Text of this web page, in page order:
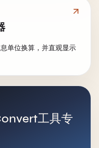
单位换算，并直观显示
工具专